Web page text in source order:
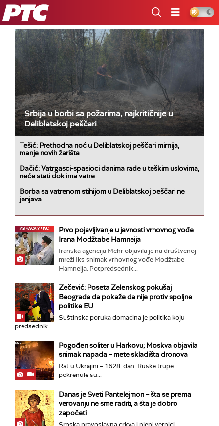
RTS
Srbija u borbi sa požarima, najkritičnije u
Deliblatskoj peščari
Tešić: Prethodna noć u Deliblatskoj peščari mirnija,
manje novih žarišta
Dačić: Vatrgasci-spasioci danima rade u teškim uslovima,
neće stati dok ima vatre
Borba sa vatrenom stihijom u Deliblatskoj peščari ne
jenjava
Prvo pojavljivanje u javnosti vrhovnog vođe
Irana Modžtabe Hamneija
Iranska agencija Mehr objavila je na društvenoj
mreži Iks snimak vrhovnog vođe Modžtabe
Hamneija. Potpredsednik...
Zečević: Poseta Zelenskog pokušaj
Beograda da pokaže da nije protiv spoljne
politike EU
Suštinska poruka domaćina je politika koju
predsednik...
Pogođen soliter u Harkovu; Moskva objavila
snimak napada – mete skladišta dronova
Rat u Ukrajini – 1628. dan. Ruske trupe
pokrenule su...
Danas je Sveti Pantelejmon – šta se prema
verovanju ne sme raditi, a šta je dobro
započeti
Srpska pravoslavna crkva i njeni vernici